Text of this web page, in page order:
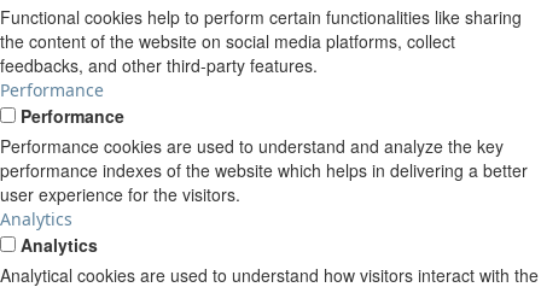
Functional cookies help to perform certain functionalities like sharing
the content of the website on social media platforms, collect
feedbacks, and other third-party features.
Performance
Performance
Performance cookies are used to understand and analyze the key
performance indexes of the website which helps in delivering a better
user experience for the visitors.
Analytics
Analytics
Analytical cookies are used to understand how visitors interact with the